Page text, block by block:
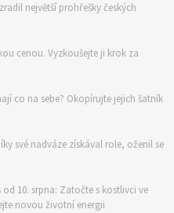
největší prohřešky českých
cenou. Vyzkoušejte ji krok za
co na sebe? Okopírujte jejich šatník
své nadváze získával role, oženil se
10. srpna: Zatočte s kostlivci ve
novou životní energii